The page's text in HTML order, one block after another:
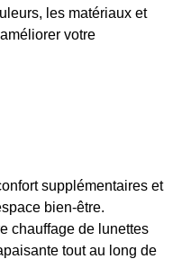
les matériaux et
votre
supplémentaires et
bien-être.
chauffage de lunettes
tout au long de